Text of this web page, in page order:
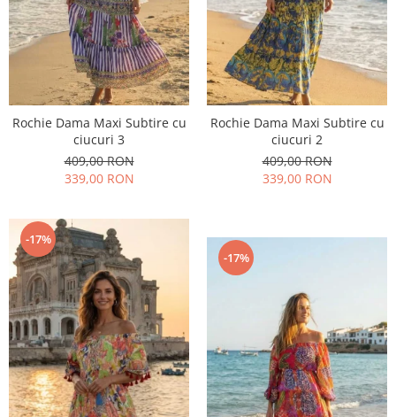
Rochie Dama Maxi Subtire cu
ciucuri 3
409,00 RON
339,00 RON
Rochie Dama Maxi Subtire cu
ciucuri 2
409,00 RON
339,00 RON
-17%
-17%